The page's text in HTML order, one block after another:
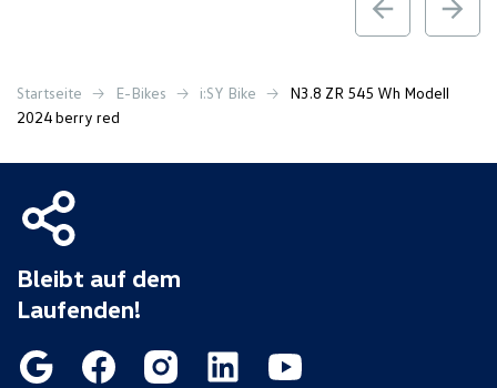
Startseite E-Bikes i:SY Bike
N3.8 ZR 545 Wh Modell
2024 berry red
Bleibt auf dem
Laufenden!